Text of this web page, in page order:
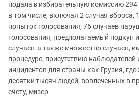
подала в избирательную комиссию
в том числе, включая 2 случая вброса,
попыток голосования, 76 случаев
голосования, предполагаемый подкуп
случаев, а также множество случаев,
процедуре, присутствию наблюдателей
инцидентов для страны как Грузия, где
десятки тысяч людей, вовлеченных в
счету, мизер.